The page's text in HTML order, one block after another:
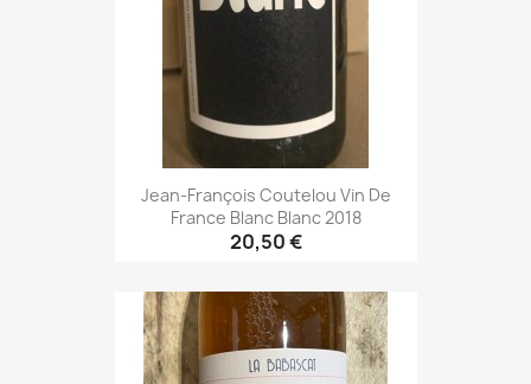
Jean-François Coutelou Vin De
France Blanc Blanc 2018
20,50 €